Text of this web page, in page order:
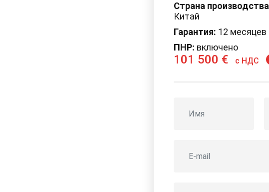
Страна
Китай
Гарантия: 12 месяцев
ПНР: включено
101 500 € c НДС